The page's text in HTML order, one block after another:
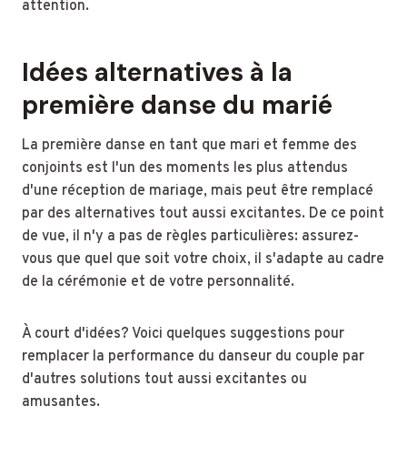
attention.
Idées alternatives à la
première danse du marié
La première danse en tant que mari et femme des
conjoints est l'un des moments les plus attendus
d'une réception de mariage, mais peut être remplacé
par des alternatives tout aussi excitantes. De ce point
de vue, il n'y a pas de règles particulières: assurez-
vous que quel que soit votre choix, il s'adapte au cadre
de la cérémonie et de votre personnalité.
À court d'idées? Voici quelques suggestions pour
remplacer la performance du danseur du couple par
d'autres solutions tout aussi excitantes ou
amusantes.